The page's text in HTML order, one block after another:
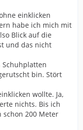
einklicken
habe ich mich mit
Blick auf die
und das nicht
Schuhplatten
bin. Stört
wollte. Ja,
nichts. Bis ich
200 Meter